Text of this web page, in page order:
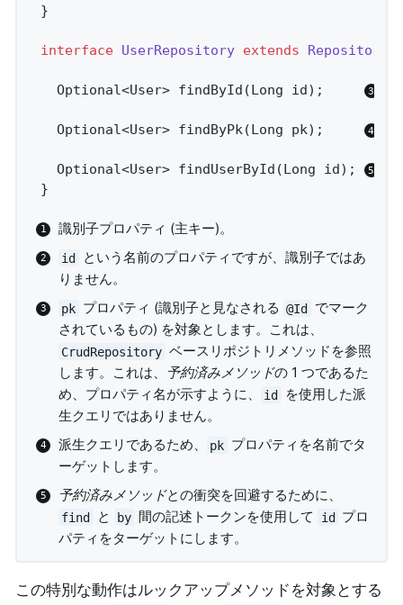
}
interface UserRepository extends Repository
Optional<User> findById (Long id) ;
Optional<User> findByPk(Long pk) ;
Optional<User> findUserById (Long id) ;
}
識別子プロパティ (主キー)。
id
という名前のプロパティですが、識別子ではあ
りません。
pk プロパティ (識別子と見なされる @Id でマーク
されているもの) を対象とします。これは、
CrudRepository ベースリポジトリメソッドを参照
します。これは、
予約済みメソッドの 1 つであるた
め、プロパティ名が示すように、
id
を使用した派
生クエリではありません。
派生クエリであるため、
pk プロパティを名前でタ
ーゲットします。
予約済みメソッドとの衝突を回避するために、
find と by 間の記述トークンを使用して id プロ
パティをターゲットにします。
この特別な動作はルックアップメソッドを対象とする